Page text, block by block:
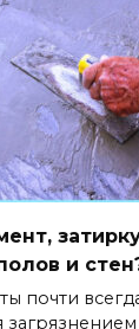
и
почти